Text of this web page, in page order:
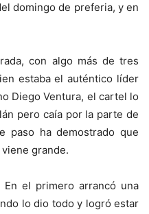
domingo de preferia, y en
con algo más de tres
estaba el auténtico líder
Diego Ventura, el cartel lo
pero caía por la parte de
paso ha demostrado que
grande.
el primero arrancó una
lo dio todo y logró estar